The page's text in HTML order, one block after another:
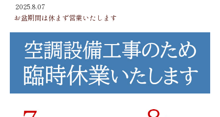
2025.8.07
お盆期間は休まず営業いたします